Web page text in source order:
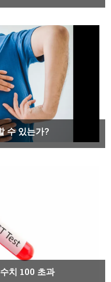
수 있는가?
치 100 초과